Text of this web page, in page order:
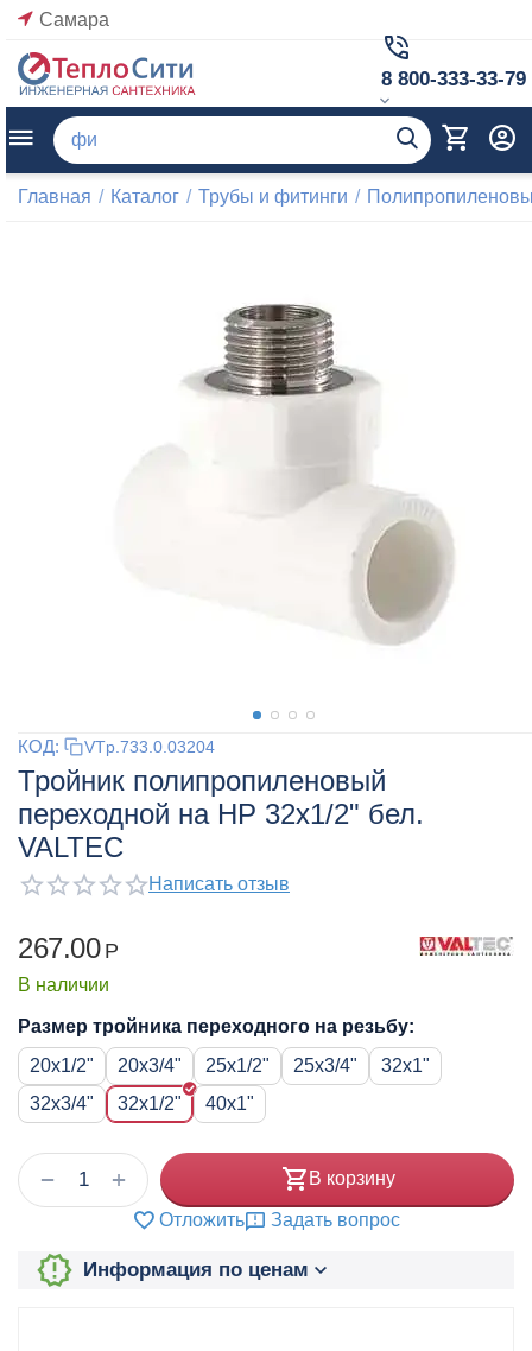
Самара
8 800-333-33-79
Главная / Каталог / Трубы и фитинги /
КОД: VTp.733.0.03204
Тройник полипропиленовый
переходной на НР 32х1/2" бел.
VALTEC
Написать отзыв
267.00 Р
В наличии
Размер тройника переходного на резьбу:
20x1/2"
20x3/4" 25x1/2" 25x3/4"
32x1"
32x3/4"
32х1/2" 40x1"
+
− В корзину
Отложить Задать вопрос
Информация по ценам